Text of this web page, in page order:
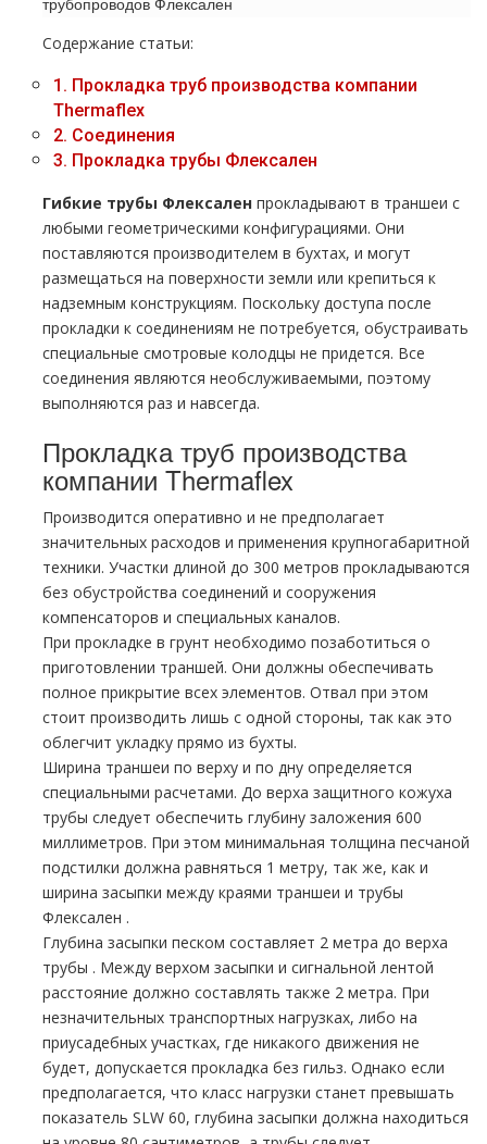
Содержание статьи:
1. Прокладка тpуб производства компании
Thermaflex
2. Соединения
3. Прокладка тpубы Флексален
Гибкие тpубы Флексален прокладывают в траншеи с
любыми геометрическими конфигурациями. Они
поставляются производителем в бухтах, и могут
размещаться на поверхности земли или крепиться к
надземным конструкциям. Поскольку доступа после
прокладки к соединениям не потребуется, обустраивать
специальные смотровые колодцы не придется. Все
соединения являются необслуживаемыми, поэтому
выполняются раз и навсегда.
Прокладка тpуб производства
компании Thermaflex
Производится оперативно и не предполагает
значительных расходов и применения крупногабаритной
техники. Участки длиной до 300 метров прокладываются
без обустройства соединений и сооружения
компенсаторов и специальных каналов.
При прокладке в грунт необходимо позаботиться о
приготовлении траншей. Они должны обеспечивать
полное прикрытие всех элементов. Отвал при этом
стоит производить лишь с одной стороны, так как это
облегчит укладку прямо из бухты.
Ширина траншеи по верху и по дну определяется
специальными расчетами. До верха защитного кожуха
тpубы следует обеспечить глубину заложения 600
миллиметров. При этом минимальная толщина песчаной
подстилки должна равняться 1 метру, так же, как и
ширина засыпки между краями траншеи и тpубы
Флексален .
Глубина засыпки песком составляет 2 метра до верха
тpубы . Между верхом засыпки и сигнальной лентой
расстояние должно составлять также 2 метра. При
незначительных транспортных нагрузках, либо на
приусадебных участках, где никакого движения не
будет, допускается прoклaдка без гильз. Однако если
предполагается, что класс нагрузки станет превышать
показатель SLW 60, глубина засыпки должна находиться